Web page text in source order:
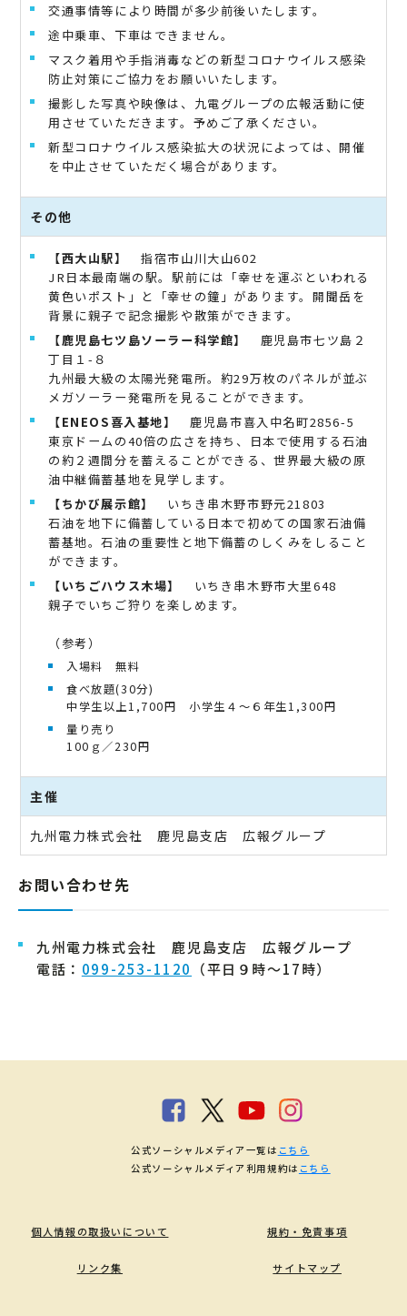
交通事情等により時間が多少前後いたします。
途中乗車、下車はできません。
マスク着用や手指消毒などの新型コロナウイルス感染
防止対策にご協力をお願いいたします。
撮影した写真や映像は、九電グループの広報活動に使
用させていただきます。予めご了承ください。
新型コロナウイルス感染拡大の状況によっては、開催
を中止させていただく場合があります。
その他
【西大山駅】
指宿市山川大山602
JR日本最南端の駅。駅前には「幸せを運ぶといわれる
黄色いポスト」と「幸せの鐘」があります。開聞岳を
背景に親子で記念撮影や散策ができます。
【鹿児島七ツ島ソーラー科学館】
鹿児島市七ツ島２
丁目１-８
九州最大級の太陽光発電所。約29万枚のパネルが並ぶ
メガソーラー発電所を見ることができます。
【ENEOS喜入基地】
鹿児島市喜入中名町2856-5
東京ドームの40倍の広さを持ち、日本で使用する石油
の約２週間分を蓄えることができる、世界最大級の原
油中継備蓄基地を見学します。
【ちかび展示館】
いちき串木野市野元21803
石油を地下に備蓄している日本で初めての国家石油備
蓄基地。石油の重要性と地下備蓄のしくみをしること
ができます。
【いちごハウス木場】
いちき串木野市大里648
親子でいちご狩りを楽しめます。
（参考）
入場料 無料
食べ放題(30分)
中学生以上1,700円 小学生４～６年生1,300円
量り売り
100ｇ／230円
主催
九州電力株式会社 鹿児島支店 広報グループ
お問い合わせ先
九州電力株式会社 鹿児島支店 広報グループ
電話： 099-253-1120 （平日９時～17時）
個人情報の取扱いについて 規約・免責事項
リンク集 サイトマップ
公式ソーシャルメディア一覧は こちら
公式ソーシャルメディア利用規約は こちら